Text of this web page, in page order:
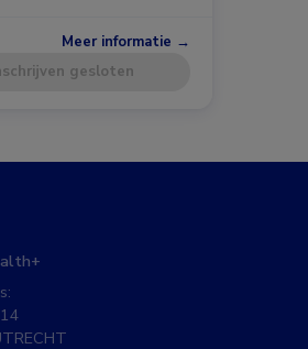
Meer informatie →
gesloten